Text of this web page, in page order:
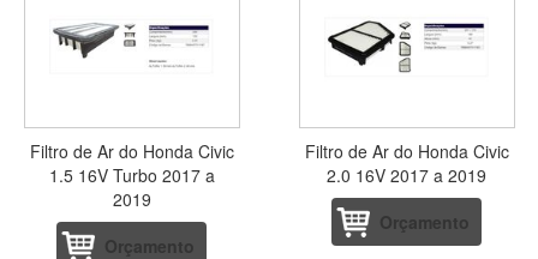
Filtro de Ar do Honda Civic
1.5 16V Turbo 2017 a
2019
Orçamento
Filtro de Ar do Honda Civic
2.0 16V 2017 a 2019
Orçamento